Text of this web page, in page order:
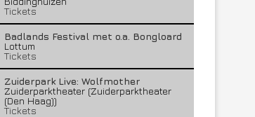
Tickets
Badlands Festival met o.a. Bongloard
Lottum
Tickets
Zuiderpark Live: Wolfmother
Zuiderparktheater (Zuiderparktheater
(Den Haag))
Tickets